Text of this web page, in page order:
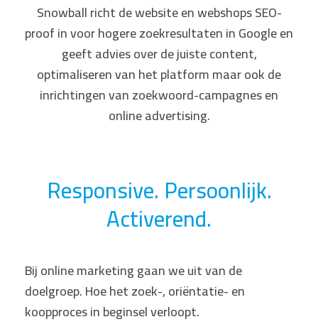
Snowball richt de website en webshops SEO-
proof in voor hogere zoekresultaten in Google en
geeft advies over de juiste content,
optimaliseren van het platform maar ook de
inrichtingen van zoekwoord-campagnes en
online advertising.
Responsive. Persoonlijk.
Activerend.
Bij online marketing gaan we uit van de
doelgroep. Hoe het zoek-, oriëntatie- en
koopproces in beginsel verloopt.